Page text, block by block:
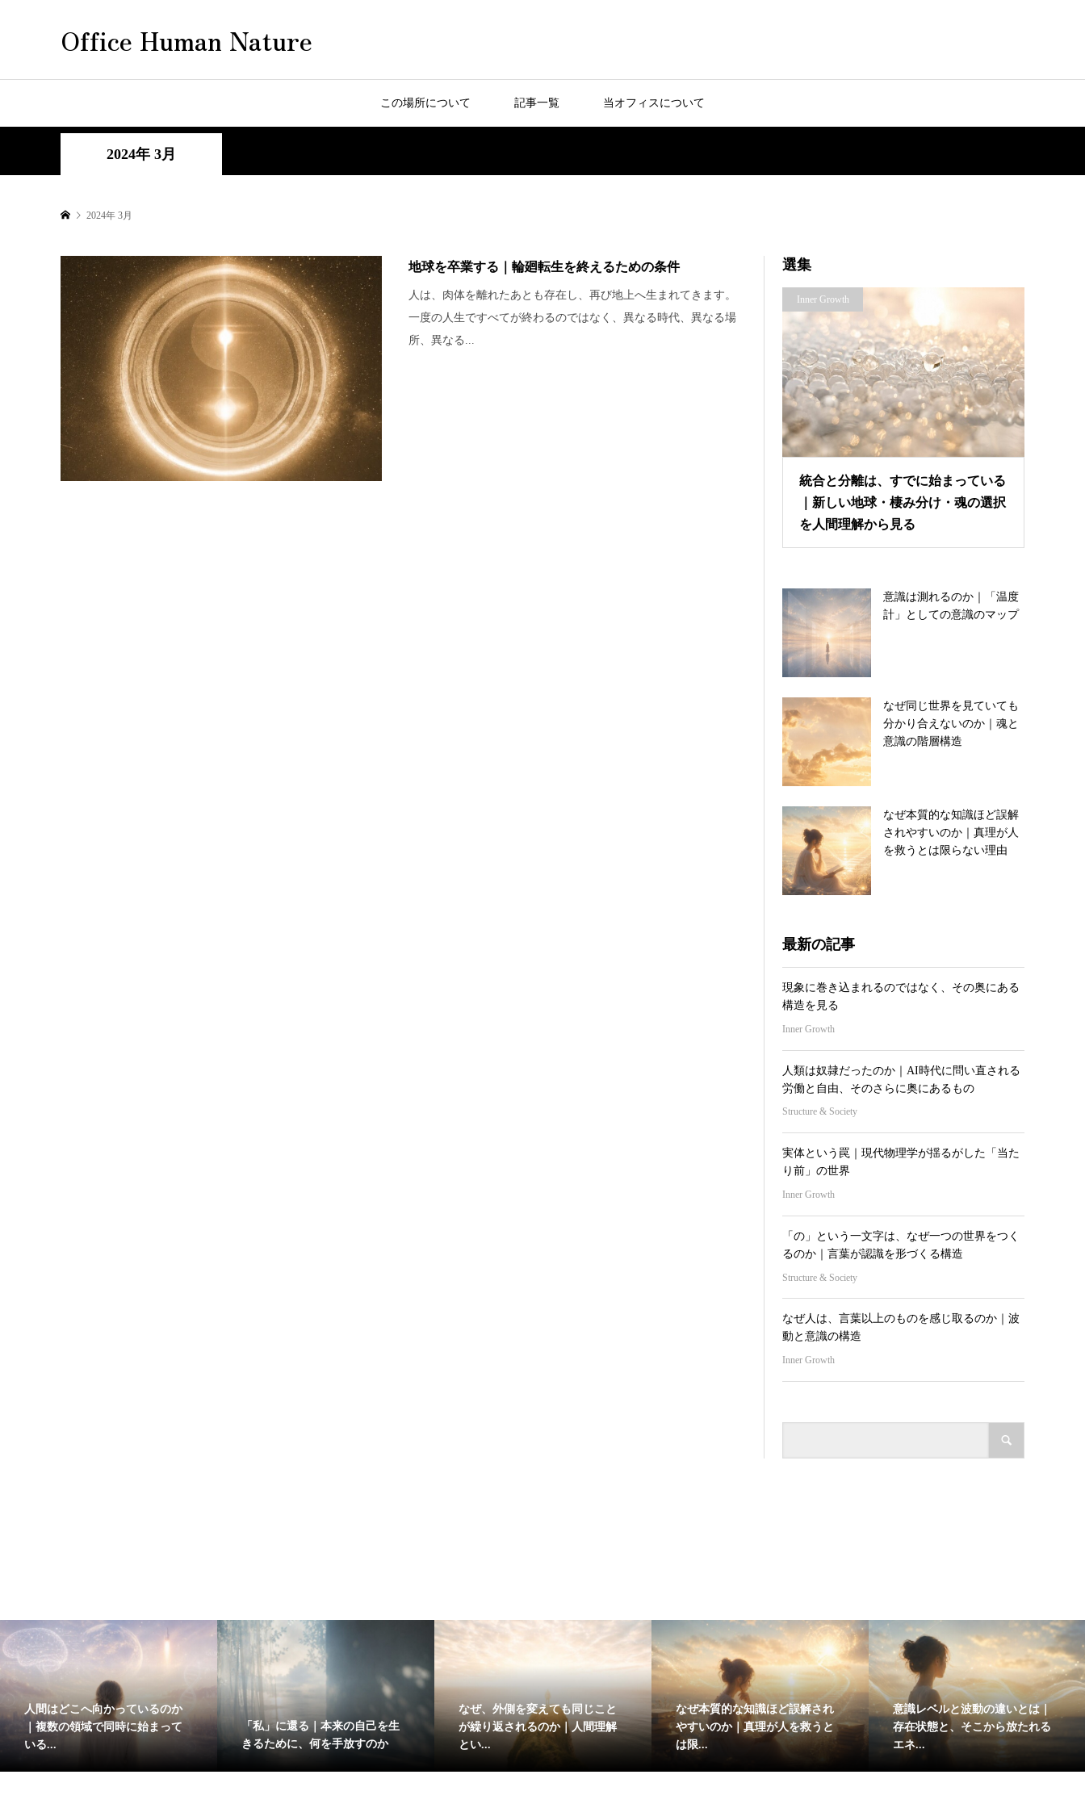
Office Human Nature
この場所について 記事一覧 当オフィスについて
2024年 3月
2024年 3月
地球を卒業する｜輪廻転生を終えるための条件
人は、肉体を離れたあとも存在し、再び地上へ生まれてきます。
一度の人生ですべてが終わるのではなく、異なる時代、異なる場
所、異なる...
選集
Inner Growth
統合と分離は、すでに始まっている
｜新しい地球・棲み分け・魂の選択
を人間理解から見る
意識は測れるのか｜「温度
計」としての意識のマップ
なぜ同じ世界を見ていても
分かり合えないのか｜魂と
意識の階層構造
なぜ本質的な知識ほど誤解
されやすいのか｜真理が人
を救うとは限らない理由
最新の記事
現象に巻き込まれるのではなく、その奥にある
構造を見る
Inner Growth
人類は奴隷だったのか｜AI時代に問い直される
労働と自由、そのさらに奥にあるもの
Structure & Society
実体という罠｜現代物理学が揺るがした「当た
り前」の世界
Inner Growth
「の」という一文字は、なぜ一つの世界をつく
るのか｜言葉が認識を形づくる構造
Structure & Society
なぜ人は、言葉以上のものを感じ取るのか｜波
動と意識の構造
Inner Growth
人間はどこへ向かっているのか
｜複数の領域で同時に始まって
いる...
「私」に還る｜本来の自己を生
きるために、何を手放すのか
なぜ、外側を変えても同じこと
が繰り返されるのか｜人間理解
とい...
なぜ本質的な知識ほど誤解され
やすいのか｜真理が人を救うと
は限...
意識レベルと波動の違いとは｜
存在状態と、そこから放たれる
エネ...